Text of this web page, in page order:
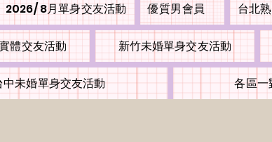
2026/ 8月單身交友活動 優質男會員 台北
體交友活動 新竹未婚單身交友活動
中未婚單身交友活動 各區一